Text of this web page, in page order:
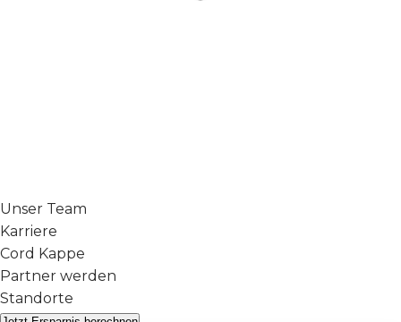
Unser Team
Karriere
Cord Kappe
Partner werden
Standorte